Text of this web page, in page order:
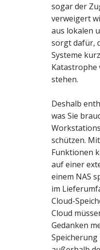
sogar der
verweigert
aus lokalen
sorgt dafür,
Systeme
Katastrophe
stehen.
Deshalb
was Sie
schützen.
Funktionen
auf einer
einem NAS
im
Cloud-
Cloud
Gedanken